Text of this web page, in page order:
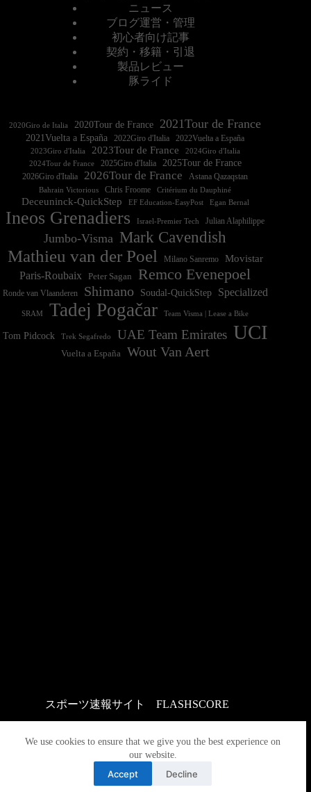
We use cookies to ensure that we give you the best experience on
our website.
Accept Decline
ニュース
ブログ運営・管理
初心者向け記事
契約・移籍・引退
製品レビュー
豚ライド
2020Giro de Italia 2020Tour de France 2021Tour de France
2021Vuelta a España 2022Vuelta a España
2023Giro d'Italia 2023Tour de France
2024Tour de France
2025Giro d'Italia 2025Tour de France
2026Giro d'Italia 2026Tour de France Astana Qazaqstan
Bahrain Victorious Chris Froome Critérium du Dauphiné
Deceuninck-QuickStep EF Education-EasyPost Egan Bernal
Ineos Grenadiers Israel-Premier Tech Julian Alaphilippe
Jumbo-Visma Mark Cavendish
Mathieu van der Poel Milano Sanremo
Movistar
Paris-Roubaix
Peter Sagan Remco Evenepoel
Ronde van Vlaanderen Shimano Soudal-QuickStep Specialized
SRAM Tadej Pogačar Team Visma | Lease a Bike
Tom Pidcock Trek Segafredo UAE Team Emirates UCI
Vuelta a España Wout Van Aert
スポーツ速報サイト FLASHSCORE